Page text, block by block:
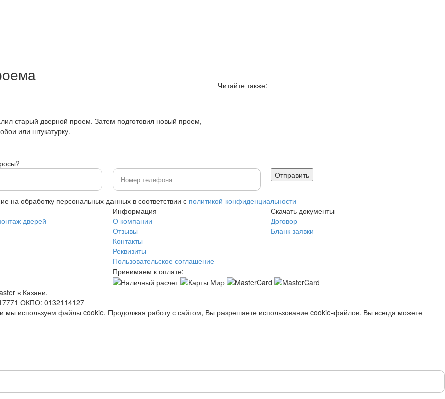
старый дверной проем. Затем подготовил новый проем,
или штукатурку.
Читайте также:
на обработку персональных данных в соответствии с политикой конфиденциальности
дверей
Информация
О компании
Отзывы
Контакты
Реквизиты
Пользовательское соглашение
Скачать документы
Договор
Бланк заявки
Принимаем к оплате:
в Казани.
ОКПО: 0132114127
мы используем файлы cookie. Продолжая работу с сайтом, Вы разрешаете использование cookie-файлов. Вы всегда можете